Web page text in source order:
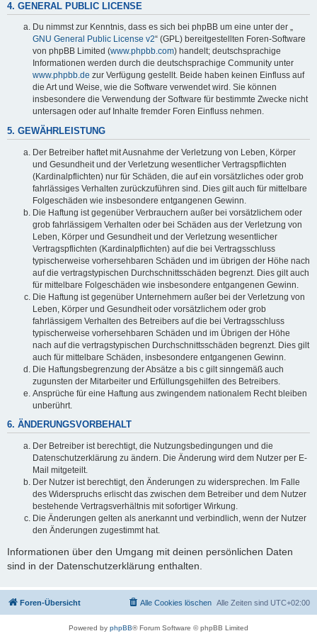
4. GENERAL PUBLIC LICENSE
Du nimmst zur Kenntnis, dass es sich bei phpBB um eine unter der „
GNU General Public License v2“ (GPL) bereitgestellten Foren-Software
von phpBB Limited (www.phpbb.com) handelt; deutschsprachige
Informationen werden durch die deutschsprachige Community unter
www.phpbb.de zur Verfügung gestellt. Beide haben keinen Einfluss auf
die Art und Weise, wie die Software verwendet wird. Sie können
insbesondere die Verwendung der Software für bestimmte Zwecke nicht
untersagen oder auf Inhalte fremder Foren Einfluss nehmen.
5. GEWÄHRLEISTUNG
Der Betreiber haftet mit Ausnahme der Verletzung von Leben, Körper
und Gesundheit und der Verletzung wesentlicher Vertragspflichten
(Kardinalpflichten) nur für Schäden, die auf ein vorsätzliches oder grob
fahrlässiges Verhalten zurückzuführen sind. Dies gilt auch für mittelbare
Folgeschäden wie insbesondere entgangenen Gewinn.
Die Haftung ist gegenüber Verbrauchern außer bei vorsätzlichem oder
grob fahrlässigem Verhalten oder bei Schäden aus der Verletzung von
Leben, Körper und Gesundheit und der Verletzung wesentlicher
Vertragspflichten (Kardinalpflichten) auf die bei Vertragsschluss
typischerweise vorhersehbaren Schäden und im übrigen der Höhe nach
auf die vertragstypischen Durchschnittsschäden begrenzt. Dies gilt auch
für mittelbare Folgeschäden wie insbesondere entgangenen Gewinn.
Die Haftung ist gegenüber Unternehmern außer bei der Verletzung von
Leben, Körper und Gesundheit oder vorsätzlichem oder grob
fahrlässigem Verhalten des Betreibers auf die bei Vertragsschluss
typischerweise vorhersehbaren Schäden und im Übrigen der Höhe
nach auf die vertragstypischen Durchschnittsschäden begrenzt. Dies gilt
auch für mittelbare Schäden, insbesondere entgangenen Gewinn.
Die Haftungsbegrenzung der Absätze a bis c gilt sinngemäß auch
zugunsten der Mitarbeiter und Erfüllungsgehilfen des Betreibers.
Ansprüche für eine Haftung aus zwingendem nationalem Recht bleiben
unberührt.
6. ÄNDERUNGSVORBEHALT
Der Betreiber ist berechtigt, die Nutzungsbedingungen und die
Datenschutzerklärung zu ändern. Die Änderung wird dem Nutzer per E-
Mail mitgeteilt.
Der Nutzer ist berechtigt, den Änderungen zu widersprechen. Im Falle
des Widerspruchs erlischt das zwischen dem Betreiber und dem Nutzer
bestehende Vertragsverhältnis mit sofortiger Wirkung.
Die Änderungen gelten als anerkannt und verbindlich, wenn der Nutzer
den Änderungen zugestimmt hat.
Informationen über den Umgang mit deinen persönlichen Daten
sind in der Datenschutzerklärung enthalten.
Foren-Übersicht Alle Zeiten sind UTC+02:00
Alle Cookies löschen
Powered by phpBB® Forum Software © phpBB Limited